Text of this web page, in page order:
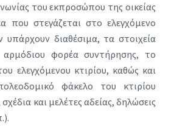
του εκπροσώπου της οικείας
που στεγάζεται στο ελεγχόμενο
υπάρχουν διαθέσιμα, τα στοιχεία
αρμόδιου φορέα συντήρησης, το
ελεγχόμενου κτιρίου, καθώς και
φάκελο του κτιρίου
και μελέτες αδείας, δηλώσεις